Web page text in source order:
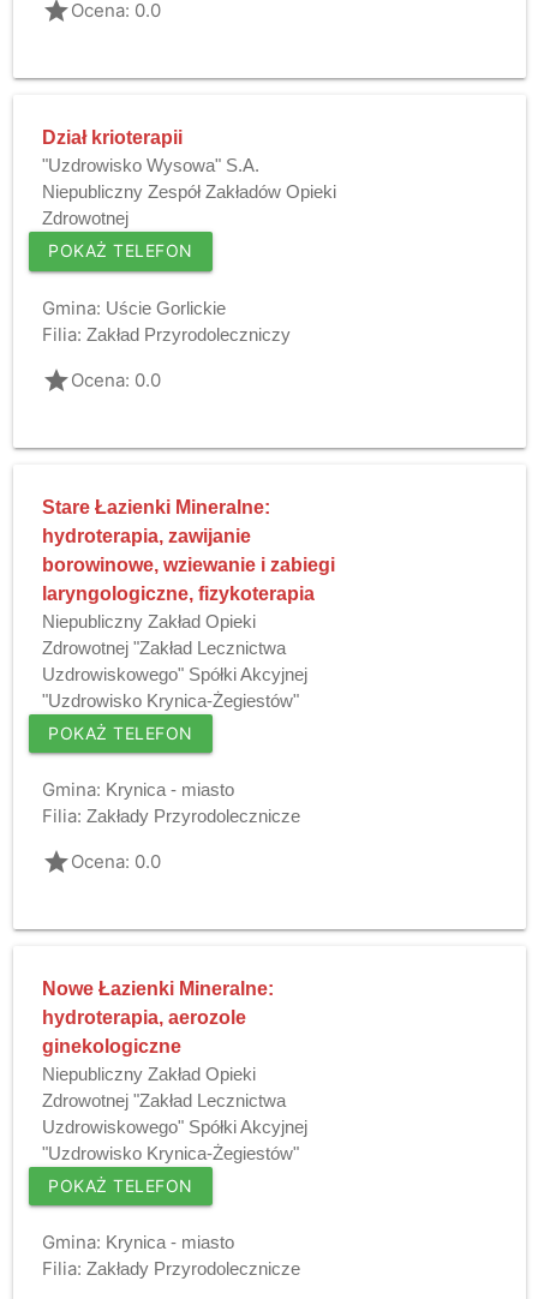
gradeOcena: 0.0
Dział krioterapii
"Uzdrowisko Wysowa" S.A.
Niepubliczny Zespół Zakładów Opieki
Zdrowotnej
POKAŻ TELEFON
Gmina: Uście Gorlickie
Filia: Zakład Przyrodoleczniczy
gradeOcena: 0.0
Stare Łazienki Mineralne:
hydroterapia, zawijanie
borowinowe, wziewanie i zabiegi
laryngologiczne, fizykoterapia
Niepubliczny Zakład Opieki
Zdrowotnej "Zakład Lecznictwa
Uzdrowiskowego" Spółki Akcyjnej
"Uzdrowisko Krynica-Żegiestów"
POKAŻ TELEFON
Gmina: Krynica - miasto
Filia: Zakłady Przyrodolecznicze
gradeOcena: 0.0
Nowe Łazienki Mineralne:
hydroterapia, aerozole
ginekologiczne
Niepubliczny Zakład Opieki
Zdrowotnej "Zakład Lecznictwa
Uzdrowiskowego" Spółki Akcyjnej
"Uzdrowisko Krynica-Żegiestów"
POKAŻ TELEFON
Gmina: Krynica - miasto
Filia: Zakłady Przyrodolecznicze